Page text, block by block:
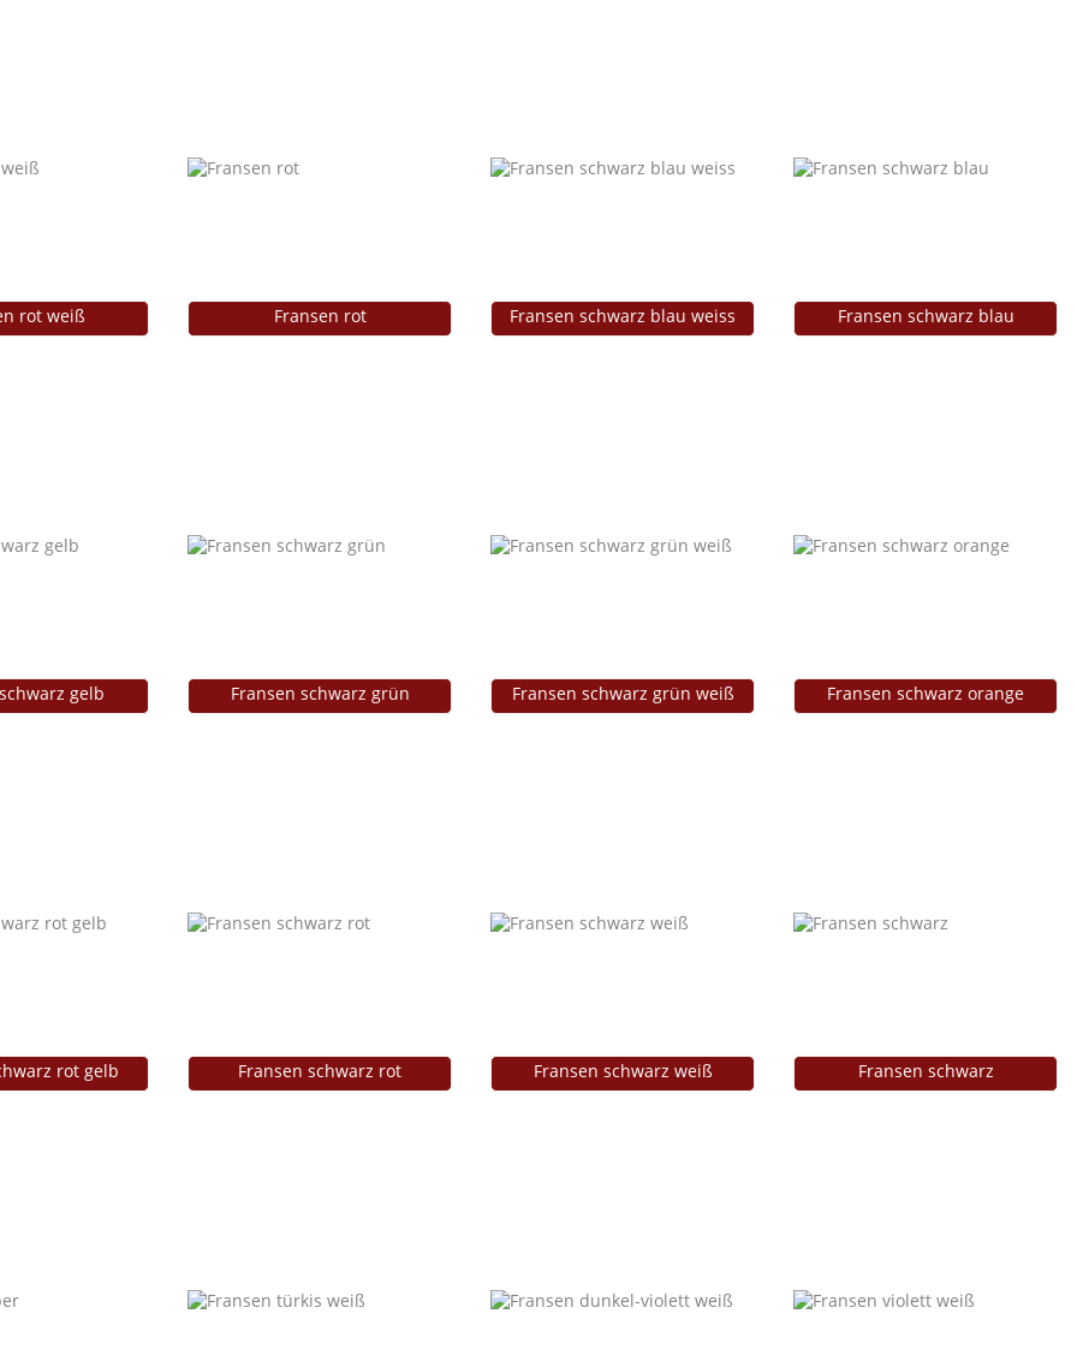
rot weiß Fransen rot Fransen schwarz blau weiss Fransen schwarz blau
gelb Fransen schwarz grün Fransen schwarz grün weiß Fransen schwarz orange
rot gelb Fransen schwarz rot Fransen schwarz weiß Fransen schwarz